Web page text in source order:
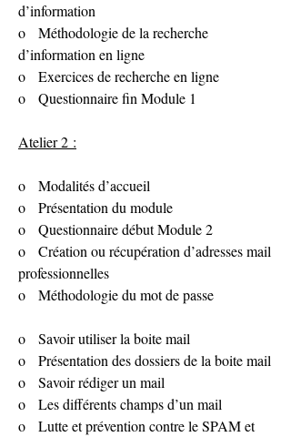
d’information
o   Méthodologie de la recherche
d’information en ligne
o   Exercices de recherche en ligne
o   Questionnaire fin Module 1
Atelier 2 :
o   Modalités d’accueil
o   Présentation du module
o   Questionnaire début Module 2
o   Création ou récupération d’adresses mail
professionnelles
o   Méthodologie du mot de passe
o   Savoir utiliser la boite mail
o   Présentation des dossiers de la boite mail
o   Savoir rédiger un mail
o   Les différents champs d’un mail
o   Lutte et prévention contre le SPAM et